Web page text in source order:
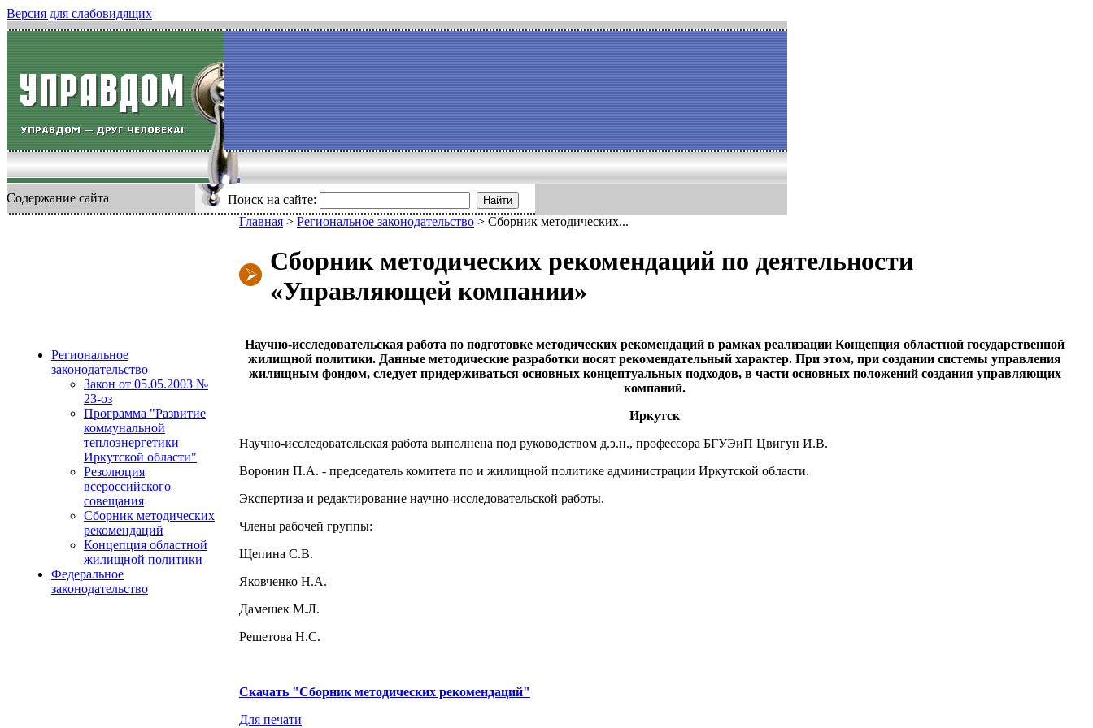
Версия для слабовидящих
Содержание сайта Поиск на сайте: Найти
Региональное
законодательство
Закон от 05.05.2003 №
23-оз
Программа "Развитие
коммунальной
теплоэнергетики
Иркутской области"
Резолюция
всероссийского
совещания
Сборник методических
рекомендаций
Концепция областной
жилищной политики
Федеральное
законодательство
Главная > Региональное законодательство > Сборник методических...
Сборник методических рекомендаций по деятельности
«Управляющей компании»
Научно-исследовательская работа по подготовке методических рекомендаций в рамках реализации Концепция областной государственной
жилищной политики. Данные методические разработки носят рекомендательный характер. При этом, при создании системы управления
жилищным фондом, следует придерживаться основных концептуальных подходов, в части основных положений создания управляющих
компаний.
Иркутск
Научно-исследовательская работа выполнена под руководством д.э.н., профессора БГУЭиП Цвигун И.В.
Воронин П.А. - председатель комитета по и жилищной политике администрации Иркутской области.
Экспертиза и редактирование научно-исследовательской работы.
Члены рабочей группы:
Щепина С.В.
Яковченко Н.А.
Дамешек М.Л.
Решетова Н.С.
Скачать "Сборник методических рекомендаций"
Для печати